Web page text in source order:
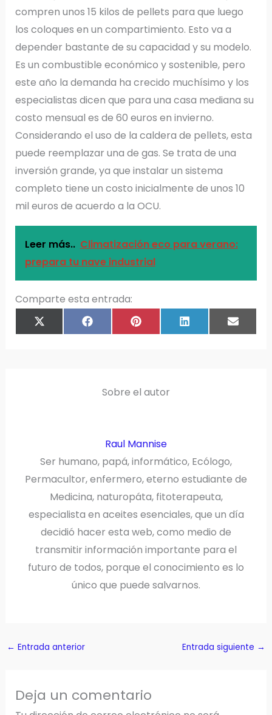
compren unos 15 kilos de pellets para que luego
los coloques en un compartimiento. Esto va a
depender bastante de su capacidad y su modelo.
Es un combustible económico y sostenible, pero
este año la demanda ha crecido muchísimo y los
especialistas dicen que para una casa mediana su
costo mensual es de 60 euros en invierno.
Considerando el uso de la caldera de pellets, esta
puede reemplazar una de gas. Se trata de una
inversión grande, ya que instalar un sistema
completo tiene un costo inicialmente de unos 10
mil euros de acuerdo a la OCU.
Leer más.. Climatización eco para verano:
prepara tu nave industrial
Comparte esta entrada:
COMPARTIR
X
T
COMPARTIR
F
C
COMPARTIR
P
N
COMPARTIR
L
N
E
A
Sobre el autor
Raul Mannise
Ser humano, papá, informático, Ecólogo,
Permacultor, enfermero, eterno estudiante de
Medicina, naturopáta, fitoterapeuta,
especialista en aceites esenciales, que un día
decidió hacer esta web, como medio de
transmitir información importante para el
futuro de todos, porque el conocimiento es lo
único que puede salvarnos.
← Entrada anterior Entrada siguiente →
Deja un comentario